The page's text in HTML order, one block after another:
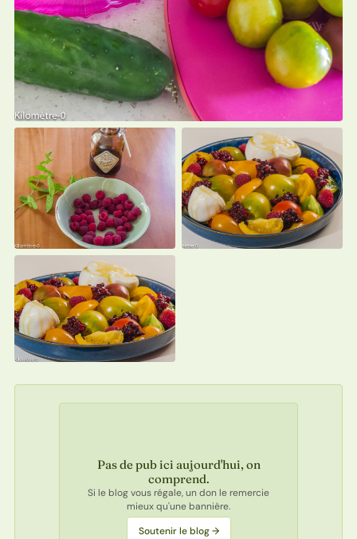
Pas de pub ici aujourd'hui, on
comprend.
Si le blog vous régale, un don le remercie
mieux qu'une bannière.
Soutenir le blog →